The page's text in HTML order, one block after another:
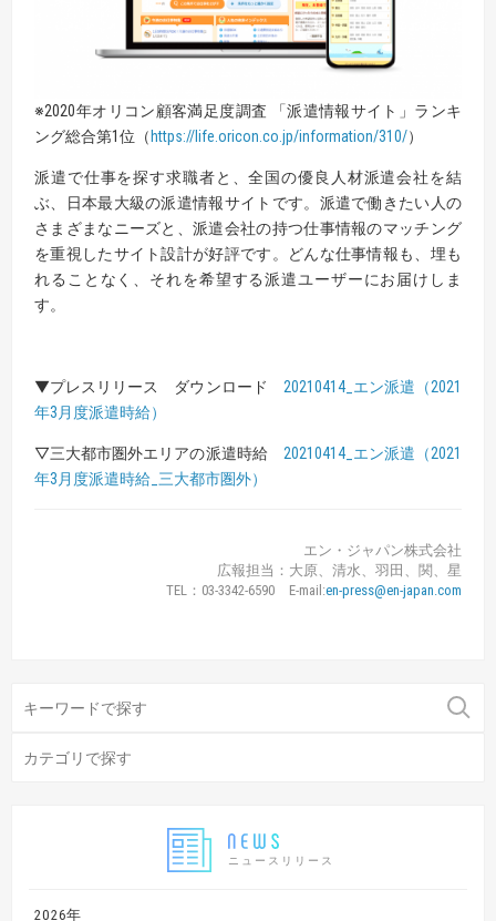
ニュースリリース
2026年
※2020年オリコン顧客満足度調査 「派遣情報サイト」ランキ
ング総合第1位（ https://life.oricon.co.jp/information/310/）
派遣で仕事を探す求職者と、全国の優良人材派遣会社を結
ぶ、日本最大級の派遣情報サイトです。派遣で働きたい人の
さまざまなニーズと、派遣会社の持つ仕事情報のマッチング
を重視したサイト設計が好評です。どんな仕事情報も、埋も
れることなく、それを希望する派遣ユーザーにお届けしま
す。
▼プレスリリース ダウンロード 20210414_エン派遣（2021
年3月度派遣時給）
▽三大都市圏外エリアの派遣時給 20210414_エン派遣（2021
年3月度派遣時給_三大都市圏外）
エン・ジャパン株式会社
広報担当：大原、清水、羽田、関、星
TEL：03-3342-6590 E-mail:en-press@en-japan.com